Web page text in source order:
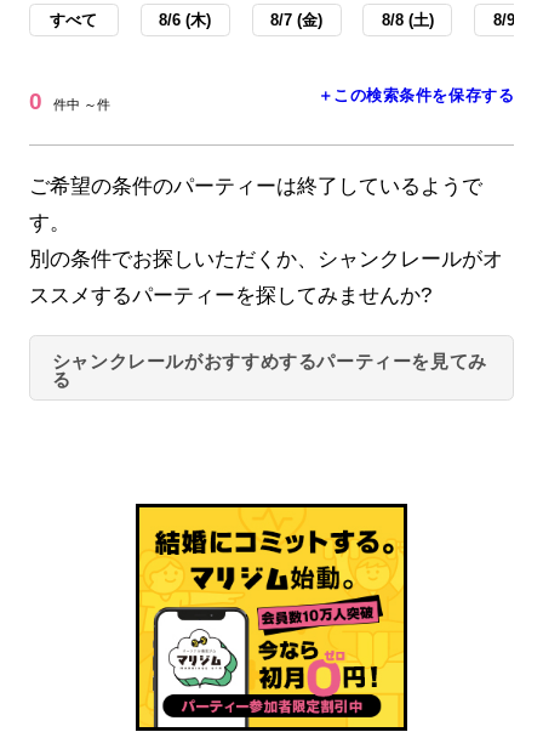
すべて 8/6 (木) 8/7 (金) 8/8 (土) 8/9 (日
0 件中 ～件 ＋この検索条件を保存する
ご希望の条件のパーティーは終了しているようで
す。
別の条件でお探しいただくか、シャンクレールがオ
ススメするパーティーを探してみませんか?
シャンクレールがおすすめするパーティーを見てみ
る